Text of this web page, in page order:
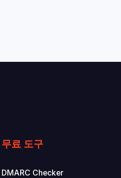
무료 도구
DMARC Checker